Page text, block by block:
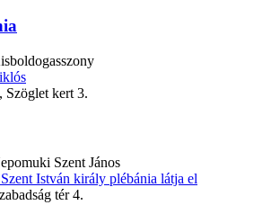
Szöglet kert 3.
Szent János
István király plébánia látja el
tér 4.